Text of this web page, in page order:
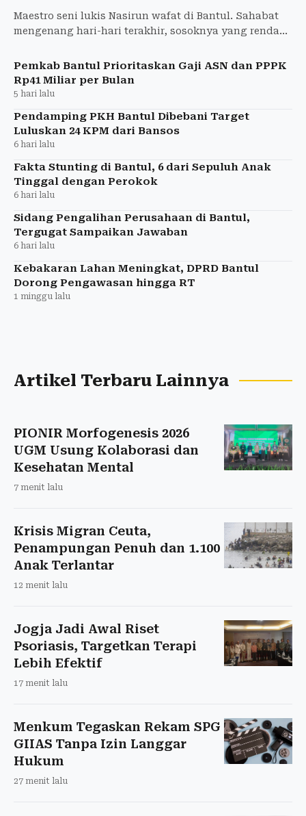
Maestro seni lukis Nasirun wafat di Bantul. Sahabat
mengenang hari-hari terakhir, sosoknya yang rendah
Pemkab Bantul Prioritaskan Gaji ASN dan PPPK
Rp41 Miliar per Bulan
5 hari lalu
Pendamping PKH Bantul Dibebani Target
Luluskan 24 KPM dari Bansos
6 hari lalu
Fakta Stunting di Bantul, 6 dari Sepuluh Anak
Tinggal dengan Perokok
6 hari lalu
Sidang Pengalihan Perusahaan di Bantul,
Tergugat Sampaikan Jawaban
6 hari lalu
Kebakaran Lahan Meningkat, DPRD Bantul
Dorong Pengawasan hingga RT
1 minggu lalu
Artikel Terbaru Lainnya
PIONIR Morfogenesis 2026
UGM Usung Kolaborasi dan
Kesehatan Mental
7 menit lalu
Krisis Migran Ceuta,
Penampungan Penuh dan 1.100
Anak Terlantar
12 menit lalu
Jogja Jadi Awal Riset
Psoriasis, Targetkan Terapi
Lebih Efektif
17 menit lalu
Menkum Tegaskan Rekam SPG
GIIAS Tanpa Izin Langgar
Hukum
27 menit lalu